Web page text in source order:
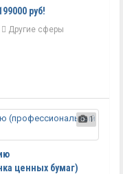
руб!
Другие сферы
1
ценных бумаг)